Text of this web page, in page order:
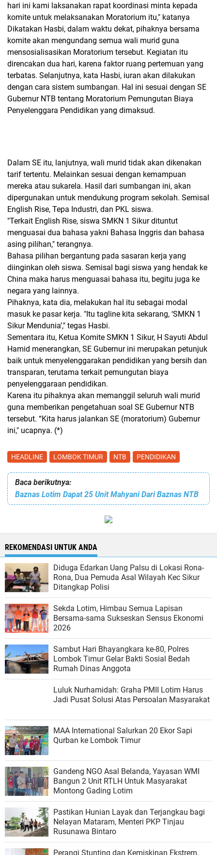
hari ini kami laksanakan rapat koordinasi minta kepada
komite untuk melaksanakan Moratorium itu," katanya
Dikatakan Hasbi, dalam waktu dekat, pihaknya bersama
komite akan mengundang semua wali murid guna
mensosialisasikan Moratorium tersebut. Kegiatan itu
direncakan dua hari, karena faktor ruang pertemuan yang
terbatas. Selanjutnya, kata Hasbi, iuran akan dilakukan
dengan cara sistem sumbangan. Hal ini sesuai dengan SE
Gubernur NTB tentang Moratorium Pemungutan Biaya
Penyelenggara Pendidikan yang dimaksud.
Dalam SE itu, lanjutnya, wali murid tidak akan dikenakan
tarif tertentu. Melainkan sesuai dengan kemampuan
mereka atau sukarela. Hasil dari sumbangan ini, akan
dipergunakan untuk mendukung program sekolah. Semisal
English Rise, Tepa Industri, dan PKL siswa.
"Terkait English Rise, siswa SMKN 1 Sikur dituntut
menguasai dua bahasa yakni Bahasa Inggris dan bahasa
asing pilihan," terangnya.
Bahasa pilihan bergantung pada sasaran kerja yang
diinginkan oleh siswa. Semisal bagi siswa yang hendak ke
China maka harus menguasai bahasa itu, begitu juga ke
negara yang lainnya.
Pihaknya, kata dia, melakukan hal itu sebagai modal
masuk ke pasar kerja. "Itu tagline kita sekarang, ‘SMKN 1
Sikur Mendunia’," tegas Hasbi.
Sementara itu, Ketua Komite SMKN 1 Sikur, H Sayuti Abdul
Hamid menerangkan, SE Gubernur ini merupakan petunjuk
baik untuk menyelenggarakan pendidikan yang bersih dan
transparan, terutama terkait pemungutan biaya
penyelenggaraan pendidikan.
Karena itu pihaknya akan memanggil seluruh wali murid
guna memberikan pengetahuan soal SE Gubernur NTB
tersebut. “Kita harus jalankan SE (moratorium) Gubernur
ini," ucapnya. (*)
HEADLINE LOMBOK TIMUR NTB PENDIDIKAN
Baca berikutnya:
Baznas Lotim Dapat 25 Unit Mahyani Dari Baznas NTB
REKOMENDASI UNTUK ANDA
Diduga Edarkan Uang Palsu di Lokasi Rona-
Rona, Dua Pemuda Asal Wilayah Kec Sikur
Ditangkap Polisi
Sekda Lotim, Himbau Semua Lapisan
Bersama-sama Sukseskan Sensus Ekonomi
2026
Sambut Hari Bhayangkara ke-80, Polres
Lombok Timur Gelar Bakti Sosial Bedah
Rumah Dinas Anggota
Luluk Nurhamidah: Graha PMII Lotim Harus
Jadi Pusat Solusi Atas Persoalan Masyarakat
MAA International Salurkan 20 Ekor Sapi
Qurban ke Lombok Timur
Gandeng NGO Asal Belanda, Yayasan WMI
Bangun 2 Unit RTLH Untuk Masyarakat
Montong Gading Lotim
Pastikan Hunian Layak dan Terjangkau bagi
Nelayan Mataram, Menteri PKP Tinjau
Rusunawa Bintaro
Perangi Stunting dan Kemiskinan Ekstrem,